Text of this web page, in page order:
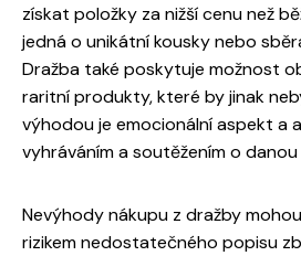
získat položky za nižší cenu než
jedná o unikátní kousky nebo
Dražba také poskytuje možnost
raritní produkty, které by jinak
výhodou je emocionální aspekt a
vyhráváním a soutěžením o danou
Nevýhody nákupu z dražby
rizikem nedostatečného popisu